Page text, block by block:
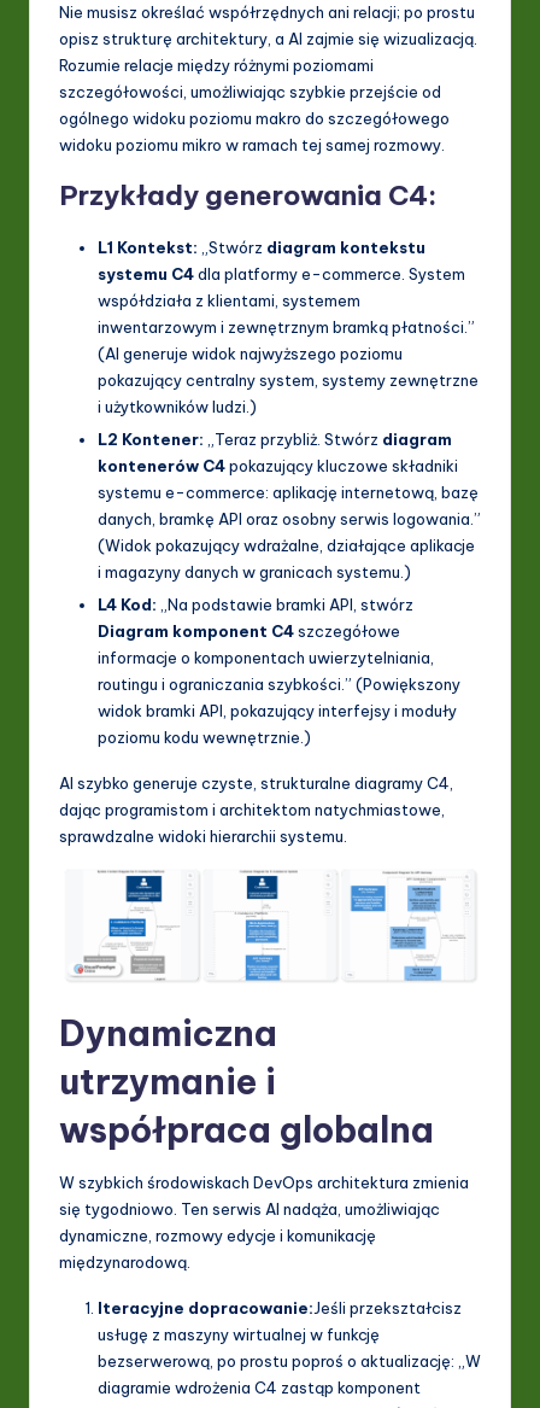
Nie musisz określać współrzędnych ani relacji; po prostu
opisz strukturę architektury, a AI zajmie się wizualizacją.
Rozumie relacje między różnymi poziomami
szczegółowości, umożliwiając szybkie przejście od
ogólnego widoku poziomu makro do szczegółowego
widoku poziomu mikro w ramach tej samej rozmowy.
Przykłady generowania C4:
L1 Kontekst: „Stwórz diagram kontekstu
systemu C4dla platformy e-commerce. System
współdziała z klientami, systemem
inwentarzowym i zewnętrznym bramką płatności.”
(AI generuje widok najwyższego poziomu
pokazujący centralny system, systemy zewnętrzne
i użytkowników ludzi.)
L2 Kontener: „Teraz przybliż. Stwórz diagram
kontenerów C4pokazujący kluczowe składniki
systemu e-commerce: aplikację internetową, bazę
danych, bramkę API oraz osobny serwis logowania.”
(Widok pokazujący wdrażalne, działające aplikacje
i magazyny danych w granicach systemu.)
L4 Kod: „Na podstawie bramki API, stwórz
Diagram komponent C4szczegółowe
informacje o komponentach uwierzytelniania,
routingu i ograniczania szybkości.” (Powiększony
widok bramki API, pokazujący interfejsy i moduły
poziomu kodu wewnętrznie.)
AI szybko generuje czyste, strukturalne diagramy C4,
dając programistom i architektom natychmiastowe,
sprawdzalne widoki hierarchii systemu.
Dynamiczna
utrzymanie i
współpraca globalna
W szybkich środowiskach DevOps architektura zmienia
się tygodniowo. Ten serwis AI nadąża, umożliwiając
dynamiczne, rozmowy edycje i komunikację
międzynarodową.
Iteracyjne dopracowanie:Jeśli przekształcisz
usługę z maszyny wirtualnej w funkcję
bezserwerową, po prostu poproś o aktualizację: „W
diagramie wdrożenia C4 zastąp komponent